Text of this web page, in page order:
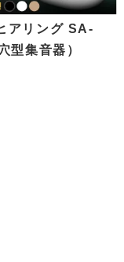
アリング SA-
型集音器）